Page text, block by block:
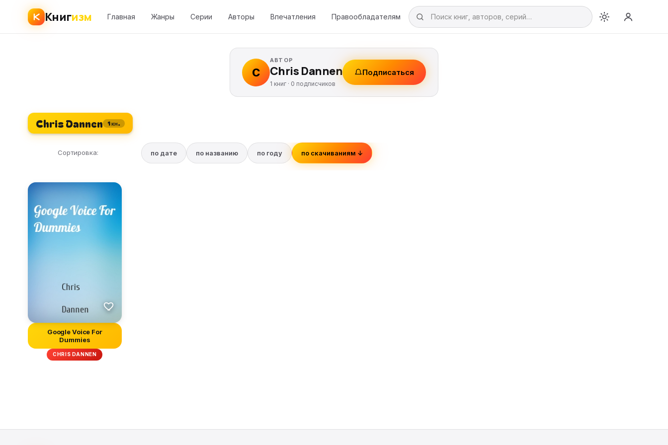
Книгизм Главная Жанры Серии Авторы Впечатления Правообладателям
C
АВТОР
Chris Dannen
1 книг · 0 подписчиков
Подписаться
Chris Dannen 1 кн.
Сортировка: по дате по названию по году по скачиваниям ↓
Google Voice For
Dummies
CHRIS DANNEN